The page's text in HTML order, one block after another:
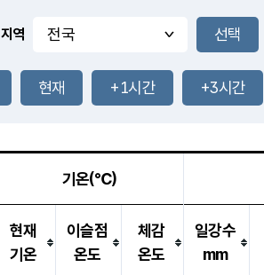
-mm
24.9
℃
25.2℃
0.6m/s
-mm
-mm
지역
현재 +1시간 +3시간
기온(℃)
현재
기온
이슬점
온도
체감
온도
일강수
mm